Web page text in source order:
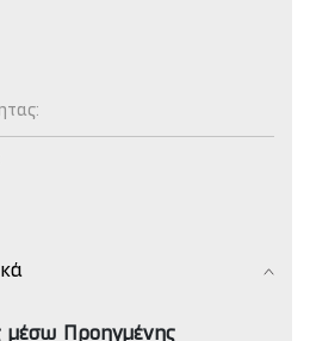
μέσω Προηγμένης